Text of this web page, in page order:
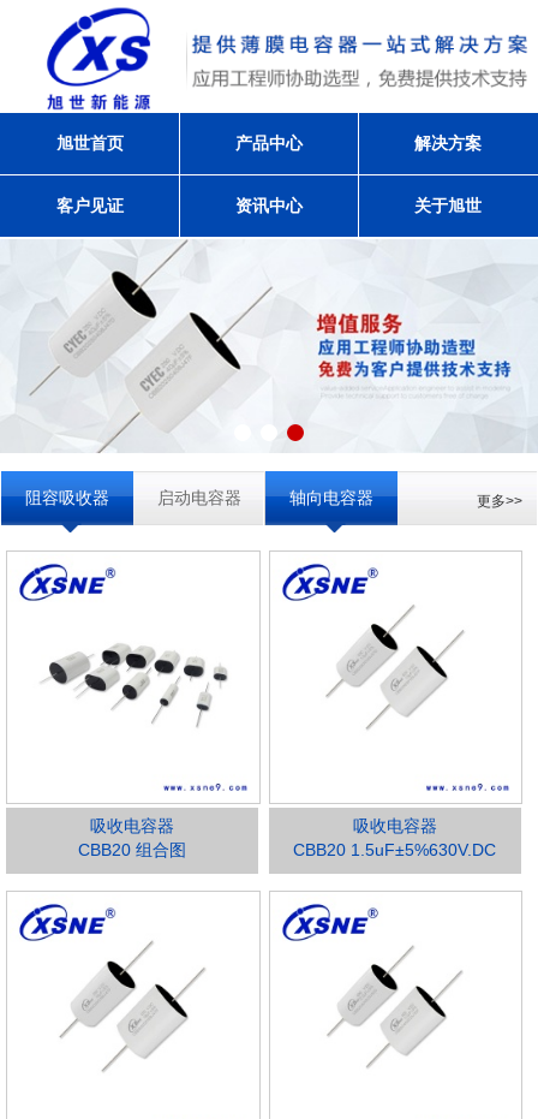
旭世首页 产品中心 解决方案
客户见证 资讯中心 关于旭世
阻容吸收器 启动电容器 轴向电容器 更多>>
吸收电容器
CBB20 组合图
吸收电容器
CBB20 1.5uF±5%630V.DC